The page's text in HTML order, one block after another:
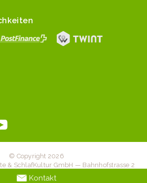
© Copyright 2026
& SchlafKultur GmbH — Bahnhofstrasse 2
Station — +41 41 467 20 70 —
Kontakt